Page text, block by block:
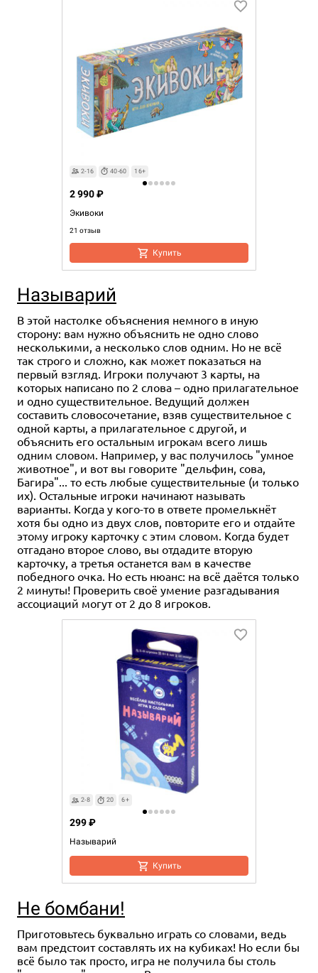
2-16 40-60 16+
Экивоки
21 отзыв
2 990 ₽
Купить
Называрий
В этой настолке объяснения немного в иную
сторону: вам нужно объяснить не одно слово
несколькими, а несколько слов одним. Но не всё
так строго и сложно, как может показаться на
первый взгляд. Игроки получают 3 карты, на
которых написано по 2 слова – одно прилагательное
и одно существительное. Ведущий должен
составить словосочетание, взяв существительное с
одной карты, а прилагательное с другой, и
объяснить его остальным игрокам всего лишь
одним словом. Например, у вас получилось "умное
животное", и вот вы говорите "дельфин, сова,
Багира"... то есть любые существительные (и только
их). Остальные игроки начинают называть
варианты. Когда у кого-то в ответе промелькнёт
хотя бы одно из двух слов, повторите его и отдайте
этому игроку карточку с этим словом. Когда будет
отгадано второе слово, вы отдадите вторую
карточку, а третья останется вам в качестве
победного очка. Но есть нюанс: на всё даётся только
2 минуты! Проверить своё умение разгадывания
ассоциаций могут от 2 до 8 игроков.
2-8 20 6+
Называрий
299 ₽
Купить
Не бомбани!
Приготовьтесь буквально играть со словами, ведь
вам предстоит составлять их на кубиках! Но если бы
всё было так просто, игра не получила бы столь